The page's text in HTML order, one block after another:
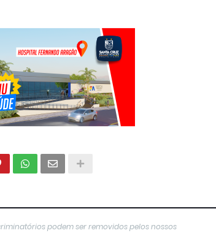
podem ser removidos pelos nossos